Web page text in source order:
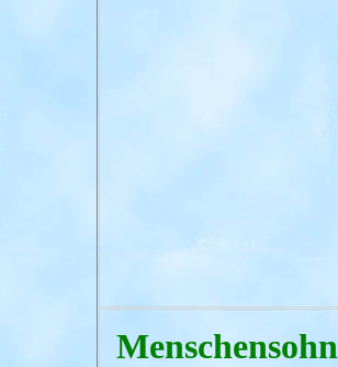
Menschensohn